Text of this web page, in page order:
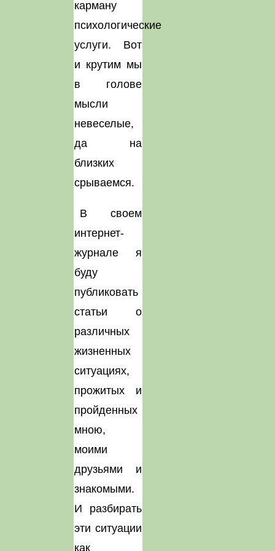
карману
психологические
услуги. Вот
и крутим мы
в голове
мысли
невеселые,
да на
близких
срываемся.
В своем
интернет-
журнале я
буду
публиковать
статьи о
различных
жизненных
ситуациях,
прожитых и
пройденных
мною,
моими
друзьями и
знакомыми.
И разбирать
эти ситуации
как